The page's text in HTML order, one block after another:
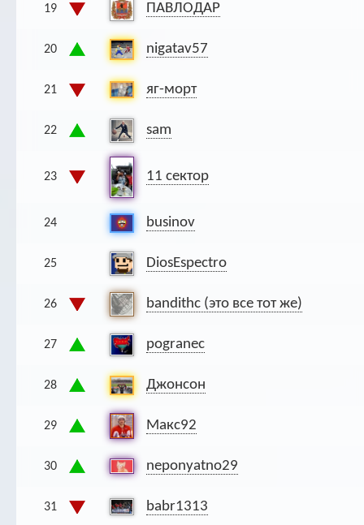
19 ПАВЛОДАР
20 nigatav57
21 яг-морт
22 sam
23 11 сектор
24 businov
25 DiosEspectro
26 bandithc (это все тот же)
27 pogranec
28 Джонсон
29 Макс92
30 neponyatno29
31 babr1313